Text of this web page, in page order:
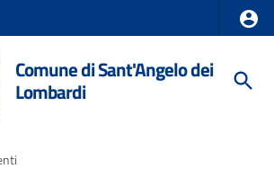
Comune di Sant'Angelo dei
Lombardi